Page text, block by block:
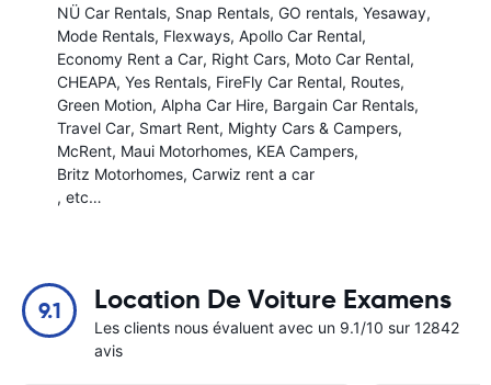
NÜ Car Rentals Snap Rentals GO rentals Yesaway
Mode Rentals Flexways Apollo Car Rental
Economy Rent a Car Right Cars Moto Car Rental
CHEAPA Yes Rentals FireFly Car Rental Routes
Green Motion Alpha Car Hire Bargain Car Rentals
Travel Car Smart Rent Mighty Cars & Campers
McRent Maui Motorhomes KEA Campers
Britz Motorhomes Carwiz rent a car
, etc…
9.1 Location De Voiture Examens
Les clients nous évaluent avec un 9.1/10 sur 12842
avis